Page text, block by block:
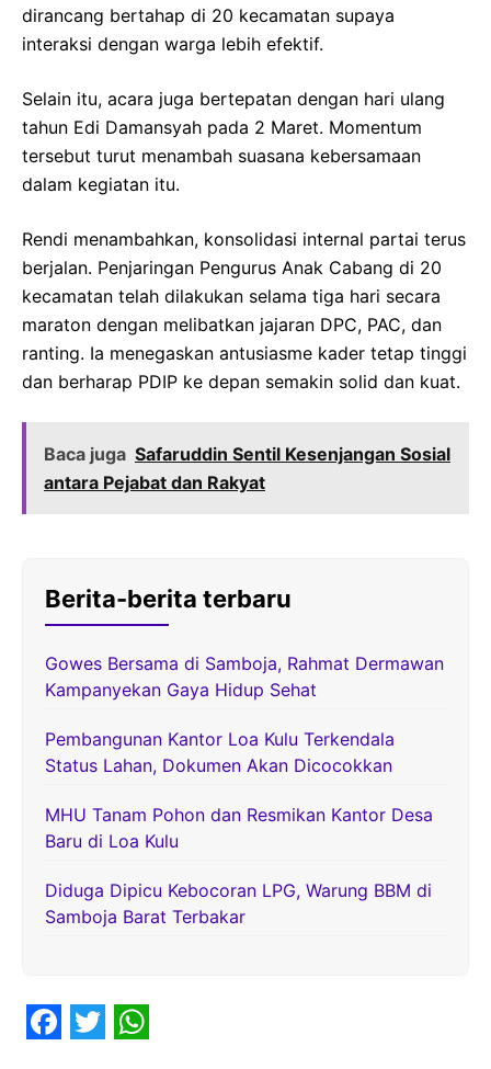
dirancang bertahap di 20 kecamatan supaya
interaksi dengan warga lebih efektif.
Selain itu, acara juga bertepatan dengan hari ulang
tahun Edi Damansyah pada 2 Maret. Momentum
tersebut turut menambah suasana kebersamaan
dalam kegiatan itu.
Rendi menambahkan, konsolidasi internal partai terus
berjalan. Penjaringan Pengurus Anak Cabang di 20
kecamatan telah dilakukan selama tiga hari secara
maraton dengan melibatkan jajaran DPC, PAC, dan
ranting. Ia menegaskan antusiasme kader tetap tinggi
dan berharap PDIP ke depan semakin solid dan kuat.
Baca juga Safaruddin Sentil Kesenjangan Sosial
antara Pejabat dan Rakyat
Berita-berita terbaru
Gowes Bersama di Samboja, Rahmat Dermawan
Kampanyekan Gaya Hidup Sehat
Pembangunan Kantor Loa Kulu Terkendala
Status Lahan, Dokumen Akan Dicocokkan
MHU Tanam Pohon dan Resmikan Kantor Desa
Baru di Loa Kulu
Diduga Dipicu Kebocoran LPG, Warung BBM di
Samboja Barat Terbakar